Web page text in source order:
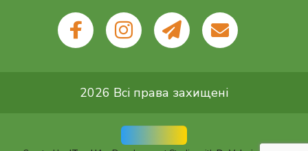
2026 Всі права захищені
IT.cx.UA